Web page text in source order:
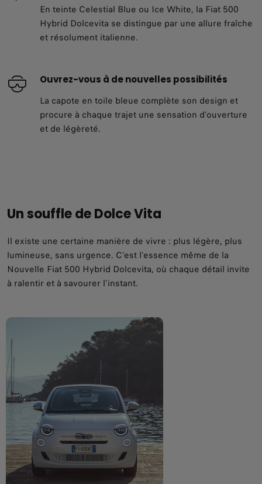
En teinte Celestial Blue ou Ice White, la Fiat 500
Hybrid Dolcevita se distingue par une allure fraîche
et résolument italienne.
Ouvrez-vous à de nouvelles possibilités
La capote en toile bleue complète son design et
procure à chaque trajet une sensation d’ouverture
et de légèreté.
Un souffle de Dolce Vita
Il existe une certaine manière de vivre : plus légère, plus
lumineuse, sans urgence. C’est l’essence même de la
Nouvelle Fiat 500 Hybrid Dolcevita, où chaque détail invite
à ralentir et à savourer l’instant.